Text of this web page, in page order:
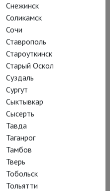
в
Снежинск
Соликамск
Сочи
Ставрополь
Староуткинск
Старый Оскол
Суздаль
Сургут
Сыктывкар
Сысерть
Тавда
Таганрог
Тамбов
Тверь
Тобольск
Тольятти